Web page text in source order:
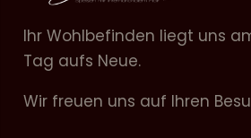
Ihr Wohlbefinden liegt uns
Tag aufs Neue.
Wir freuen uns auf Ihren